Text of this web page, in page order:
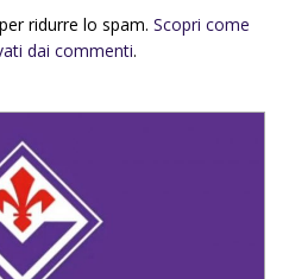
ridurre lo spam. Scopri come
dai commenti.